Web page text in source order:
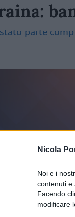
Nicola
Noi e i
contenuti e
Facendo
modificare
parte